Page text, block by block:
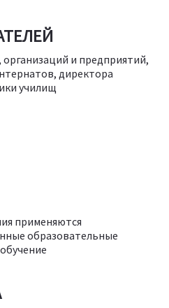
и предприятий,
директора
училищ
применяются
образовательные